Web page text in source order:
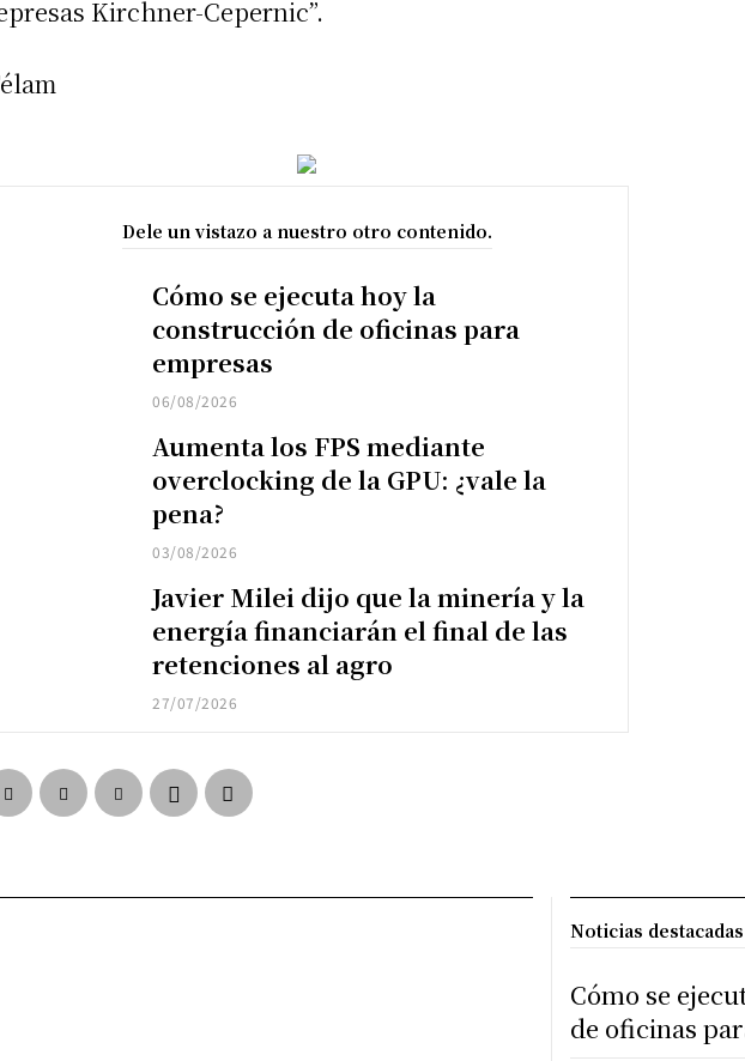
Kirchner-Cepernic”.
Dele un vistazo a nuestro otro contenido.
Cómo se ejecuta hoy la
construcción de oficinas para
empresas
06/08/2026
Aumenta los FPS mediante
overclocking de la GPU: ¿vale la
pena?
03/08/2026
Javier Milei dijo que la minería y la
energía financiarán el final de las
retenciones al agro
27/07/2026
Noticias destacadas
Cómo se
de oficinas